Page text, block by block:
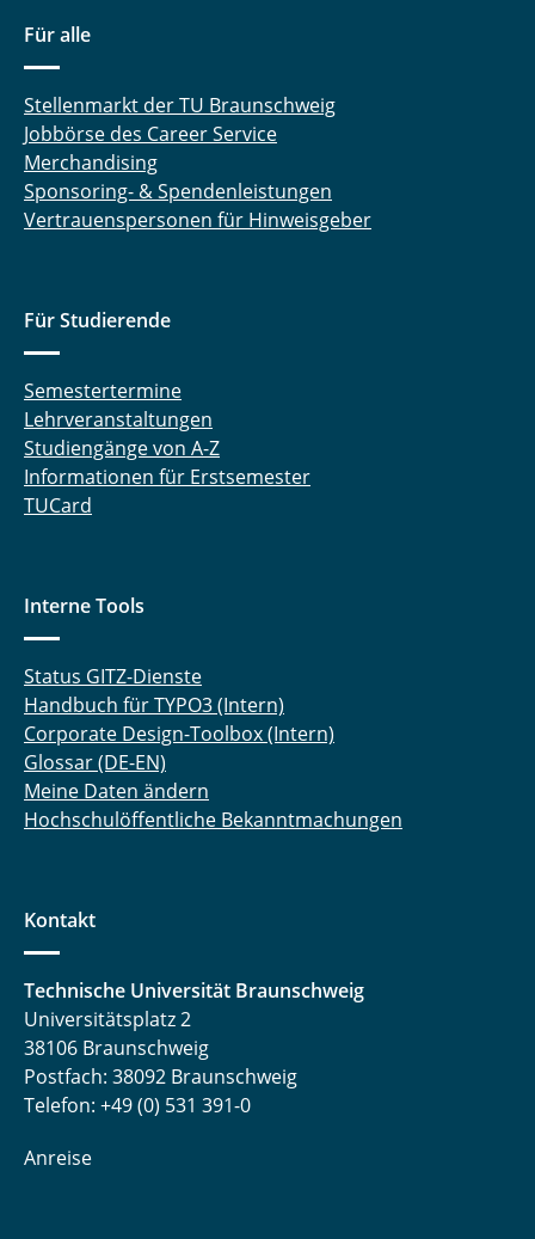
Für alle
Stellenmarkt der TU Braunschweig
Jobbörse des Career Service
Merchandising
Sponsoring- & Spendenleistungen
Vertrauenspersonen für Hinweisgeber
Für Studierende
Semestertermine
Lehrveranstaltungen
Studiengänge von A-Z
Informationen für Erstsemester
TUCard
Interne Tools
Status GITZ-Dienste
Handbuch für TYPO3 (Intern)
Corporate Design-Toolbox (Intern)
Glossar (DE-EN)
Meine Daten ändern
Hochschulöffentliche Bekanntmachungen
Kontakt
Technische Universität Braunschweig
Universitätsplatz 2
38106 Braunschweig
Postfach: 38092 Braunschweig
Telefon: +49 (0) 531 391-0
Anreise